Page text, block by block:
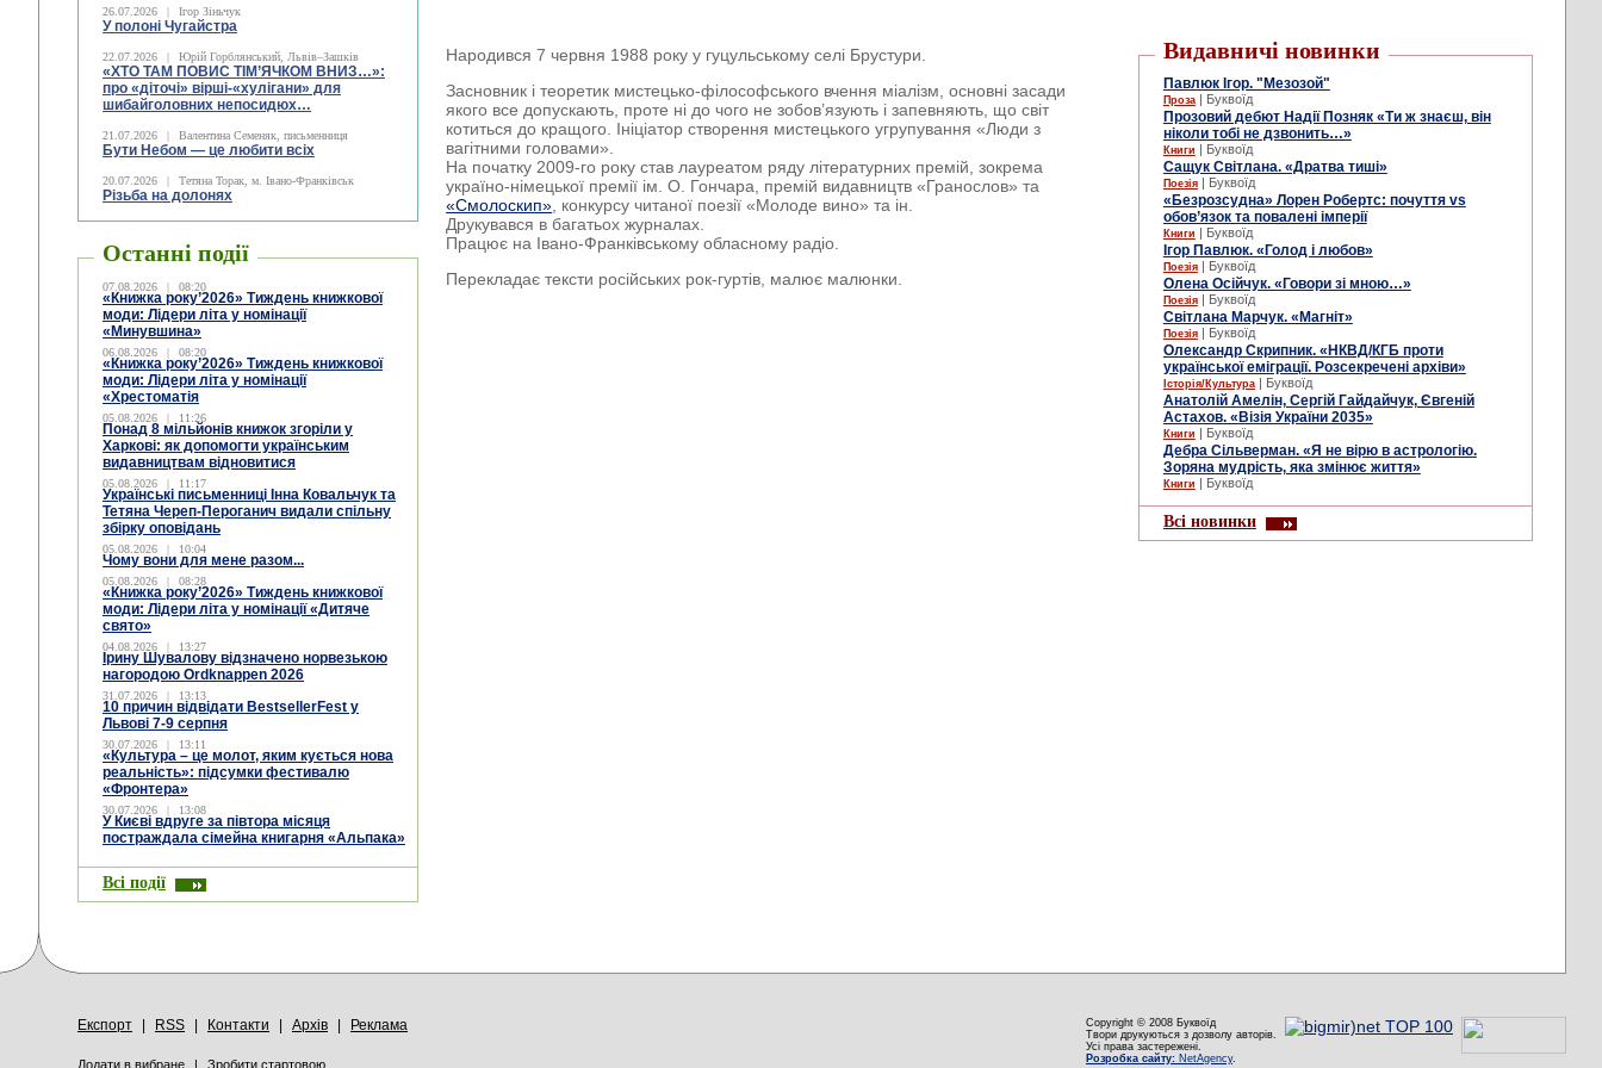
26.07.2026 | Ігор Зіньчук
У полоні Чугайстра
22.07.2026 | Юрій Горблянський, Львів–Зашків
«ХТО ТАМ ПОВИС ТІМ’ЯЧКОМ ВНИЗ…»:
про «діточі» вірші-«хулігани» для
шибайголовних непосидюх…
21.07.2026 | Валентина Семеняк, письменниця
Бути Небом ― це любити всіх
20.07.2026 | Тетяна Торак, м. Івано-Франківськ
Різьба на долонях
Останні події
07.08.2026 | 08:20
«Книжка року’2026» Тиждень книжкової
моди: Лідери літа у номінації
«Минувшина»
06.08.2026 | 08:20
«Книжка року’2026» Тиждень книжкової
моди: Лідери літа у номінації
«Хрестоматія
05.08.2026 | 11:26
Понад 8 мільйонів книжок згоріли у
Харкові: як допомогти українським
видавництвам відновитися
05.08.2026 | 11:17
Українські письменниці Інна Ковальчук та
Тетяна Череп-Пероганич видали спільну
збірку оповідань
05.08.2026 | 10:04
Чому вони для мене разом...
05.08.2026 | 08:28
«Книжка року’2026» Тиждень книжкової
моди: Лідери літа у номінації «Дитяче
свято»
04.08.2026 | 13:27
Ірину Шувалову відзначено норвезькою
нагородою Ordknappen 2026
31.07.2026 | 13:13
10 причин відвідати BestsellerFest у
Львові 7-9 серпня
30.07.2026 | 13:11
«Культура – це молот, яким кується нова
реальність»: підсумки фестивалю
«Фронтера»
30.07.2026 | 13:08
У Києві вдруге за півтора місяця
постраждала сімейна книгарня «Альпака»
Всі події
Народився 7 червня 1988 року у гуцульському селі Брустури.
Засновник і теоретик мистецько-філософського вчення міалізм, основні засади
якого все допускають, проте ні до чого не зобов’язують і запевняють, що світ
котиться до кращого. Ініціатор створення мистецького угрупування «Люди з
вагітними головами».
На початку 2009-го року став лауреатом ряду літературних премій, зокрема
україно-німецької премії ім. О. Гончара, премій видавництв «Гранослов» та
«Смолоскип» , конкурсу читаної поезії «Молоде вино» та ін.
Друкувався в багатьох журналах.
Працює на Івано-Франківському обласному радіо.
Перекладає тексти російських рок-гуртів, малює малюнки.
Видавничі новинки
Павлюк Ігор. "Мезозой"
Проза| Буквоїд
Прозовий дебют Надії Позняк «Ти ж знаєш, він
ніколи тобі не дзвонить…»
Книги | Буквоїд
Сащук Світлана. «Дратва тиші»
Поезія| Буквоїд
«Безрозсудна» Лорен Робертс: почуття vs
обов’язок та повалені імперії
Книги | Буквоїд
Ігор Павлюк. «Голод і любов»
Поезія| Буквоїд
Олена Осійчук. «Говори зі мною…»
Поезія| Буквоїд
Світлана Марчук. «Магніт»
Поезія| Буквоїд
Олександр Скрипник. «НКВД/КГБ проти
української еміграції. Розсекречені архіви»
Історія/Культура| Буквоїд
Анатолій Амелін, Сергій Гайдайчук, Євгеній
Астахов. «Візія України 2035»
Книги | Буквоїд
Дебра Сільверман. «Я не вірю в астрологію.
Зоряна мудрість, яка змінює життя»
Книги | Буквоїд
Всі новинки
Copyright © 2008 Буквоїд
Твори друкуються з дозволу авторів.
Усі права застережені.
Розробка сайту: NetAgency.
Експорт RSS Контакти Архів Реклама
Додати в вибране | Зробити стартовою